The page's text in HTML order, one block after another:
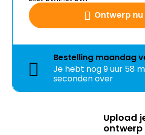
Ontwerp nu
Bestelling maandag
Je hebt nog9 uur 58
seconden over
Upload
ontwerp